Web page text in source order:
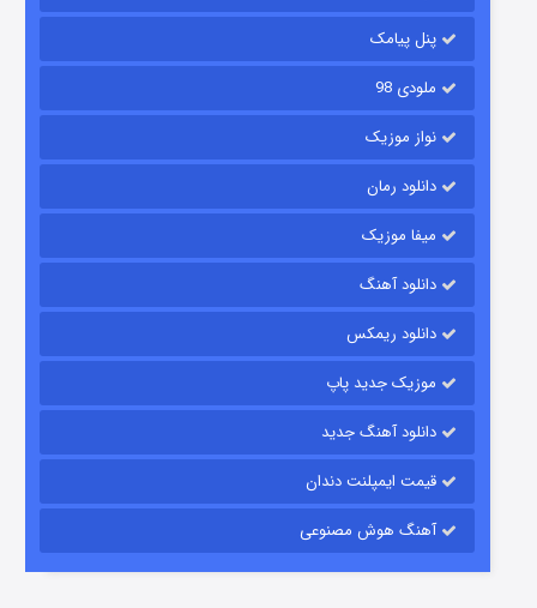
قسمت6 (زیرنویس) منتشر شد
قسمت15 (دوبله) منتشر شد
پنل پیامک
ملودی 98
نواز موزیک
دانلود رمان
میفا موزیک
دانلود آهنگ
دانلود ریمکس
موزیک جدید پاپ
دانلود آهنگ جدید
قیمت ایمپلنت دندان
آهنگ هوش مصنوعی